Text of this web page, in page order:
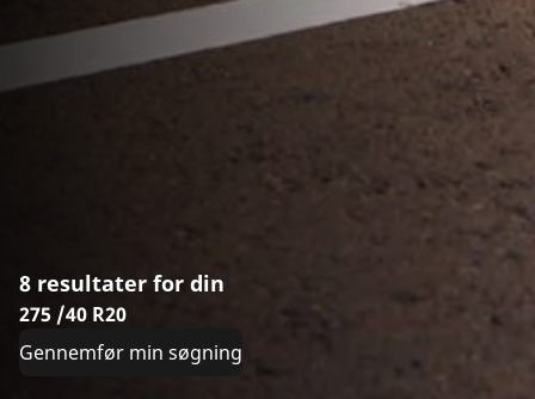
8 resultater for din
275 /40 R20
Gennemfør min søgning